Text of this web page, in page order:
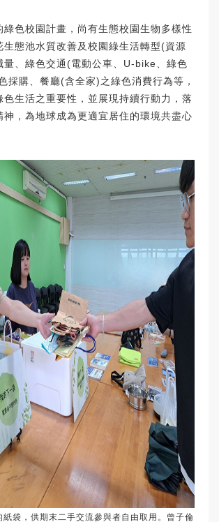
綠色校園計畫，尚有生態校園生物多樣性
生態池水質改善及校園綠生活轉型(資源
量、綠色交通(電動公車、U-bike、綠色
採購、餐廳(含全家)之綠色消費行為等，
色生活之重要性，並展現持續行動力，落
神，為地球成為更適宜居住的環境共盡心
紙袋，供期末二手交流參與者自由取用。曾子倫